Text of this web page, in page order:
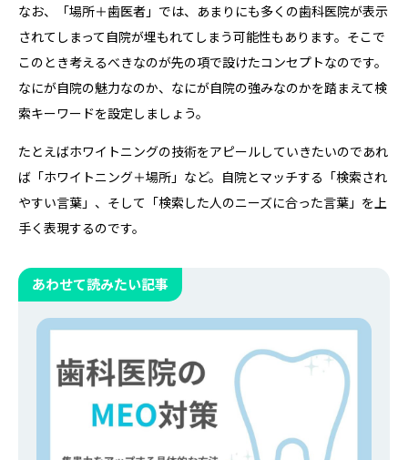
なお、「場所＋歯医者」では、あまりにも多くの歯科医院が表示
されてしまって自院が埋もれてしまう可能性もあります。そこで
このとき考えるべきなのが先の項で設けたコンセプトなのです。
なにが自院の魅力なのか、なにが自院の強みなのかを踏まえて検
索キーワードを設定しましょう。
たとえばホワイトニングの技術をアピールしていきたいのであれ
ば「ホワイトニング＋場所」など。自院とマッチする「検索され
やすい言葉」、そして「検索した人のニーズに合った言葉」を上
手く表現するのです。
あわせて読みたい記事